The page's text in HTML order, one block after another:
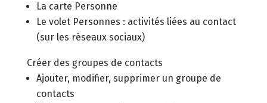
La carte Personne
Le volet Personnes : activités liées au contact
(sur les réseaux sociaux)
Créer des groupes de contacts
Ajouter, modifier, supprimer un groupe de
contacts